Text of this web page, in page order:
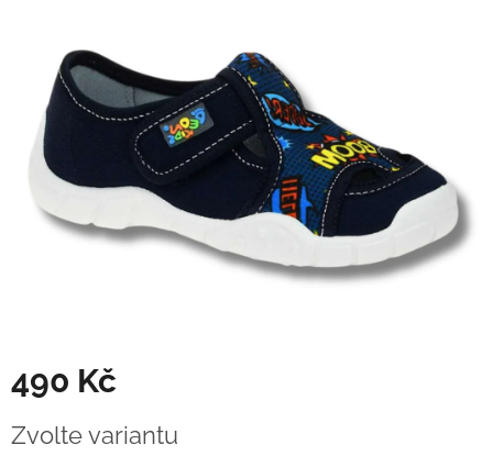
490 Kč
cena:
Zvolte variantu